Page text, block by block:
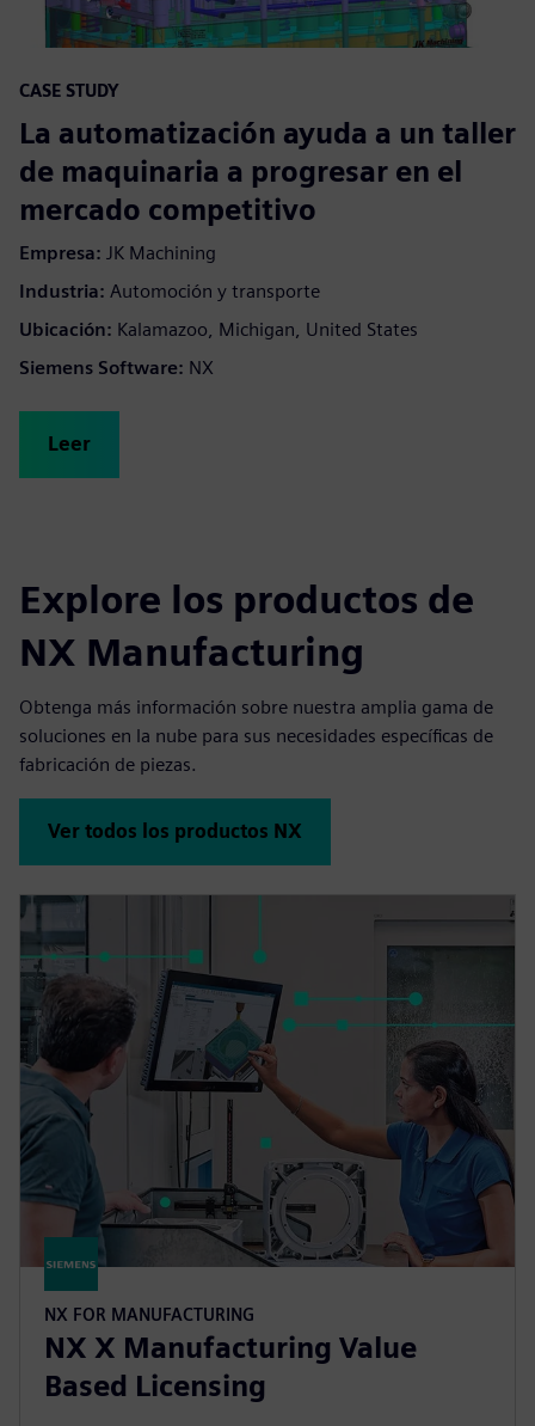
CASE STUDY
La automatización ayuda a un taller
de maquinaria a progresar en el
mercado competitivo
Empresa: JK Machining
Industria: Automoción y transporte
Ubicación: Kalamazoo, Michigan, United States
Siemens Software: NX
Leer
Explore los productos de
NX Manufacturing
Obtenga más información sobre nuestra amplia gama de
soluciones en la nube para sus necesidades específicas de
fabricación de piezas.
Ver todos los productos NX
NX FOR MANUFACTURING
NX X Manufacturing Value
Based Licensing